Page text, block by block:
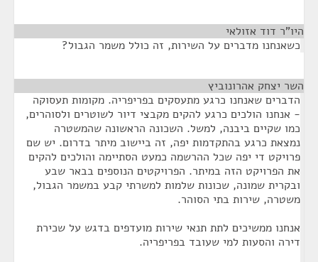
היו"ר דוד אזולאי
כשאנחנו מדברים על השירות, זה כולל משמר הגבול?
השר יצחק אהרונוביץ
הדברים שאנחנו כרגע מתעסקים בפריפריה. מקומות תעסוקה
- אנחנו הולכים כרגע להקים מקבצי דיור לשוטרים ולסוהרים,
כמו שקיים ביבנה, למשל. השכונה הראשונה שהמשטרה
נמצאת כרגע בהתקדמות יפה, זה ביישוב מיתר בדרום. יש שם
פרויקט די יפה שכל ההרשמה כמעט הסתיימה והולכים להקים
את הפרויקט הזה במיתר. הפרויקטים הנוספים בבאר שבע
ובקרית שמונה, שכונות שלמות למשרתי קבע במשמר הגבול,
משטרה, שירות בתי הסוהר.
אנחנו ממשיכים לתת תנאי שירות מועדפים בדגש על שכירת
דירה והסעות למי שעובד בפריפריה.